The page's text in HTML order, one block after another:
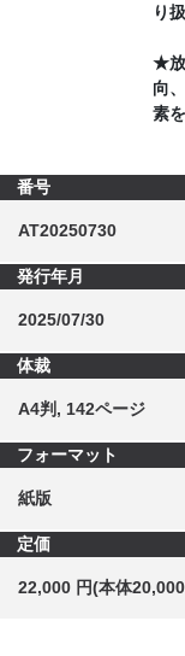
り
★放
向
素
番号
AT20250730
発行年月
2025/07/30
体裁
A4判, 142ページ
フォーマット
紙版
定価
22,000 円(本体